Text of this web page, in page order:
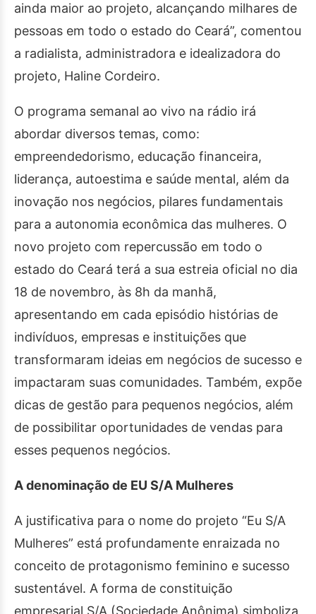
ainda maior ao projeto, alcançando milhares de
pessoas em todo o estado do Ceará”, comentou
a radialista, administradora e idealizadora do
projeto, Haline Cordeiro.
O programa semanal ao vivo na rádio irá
abordar diversos temas, como:
empreendedorismo, educação financeira,
liderança, autoestima e saúde mental, além da
inovação nos negócios, pilares fundamentais
para a autonomia econômica das mulheres. O
novo projeto com repercussão em todo o
estado do Ceará terá a sua estreia oficial no dia
18 de novembro, às 8h da manhã,
apresentando em cada episódio histórias de
indivíduos, empresas e instituições que
transformaram ideias em negócios de sucesso e
impactaram suas comunidades. Também, expõe
dicas de gestão para pequenos negócios, além
de possibilitar oportunidades de vendas para
esses pequenos negócios.
A denominação de EU S/A Mulheres
A justificativa para o nome do projeto “Eu S/A
Mulheres” está profundamente enraizada no
conceito de protagonismo feminino e sucesso
sustentável. A forma de constituição
empresarial S/A (Sociedade Anônima) simboliza